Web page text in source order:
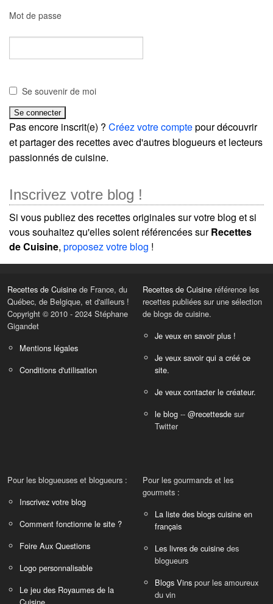
Mot de passe
Se souvenir de moi
Pas encore inscrit(e) ? Créez votre comptepour découvrir
et partager des recettes avec d'autres blogueurs et lecteurs
passionnés de cuisine.
Inscrivez votre blog !
Si vous publiez des recettes originales sur votre blog et si
vous souhaitez qu'elles soient référencées surRecettes
de Cuisine, proposez votre blog !
Recettes de Cuisine de France, du
Québec, de Belgique, et d'ailleurs !
Copyright © 2010 - 2024 Stéphane
Gigandet
Mentions légales
Conditions d'utilisation
Recettes de Cuisine référence les
recettes publiées sur une sélection
de blogs de cuisine.
Je veux en savoir plus !
Je veux savoir qui a créé ce
site.
Je veux contacter le créateur.
le blog -- @recettesde sur
Twitter
Pour les blogueuses et blogueurs :
Inscrivez votre blog
Comment fonctionne le site ?
Foire Aux Questions
Logo personnalisable
Le jeu des Royaumes de la
Cuisine
Pour les gourmands et les
gourmets :
La liste des blogs cuisine en
français
Les livres de cuisine des
blogueurs
Blogs Vins pour les amoureux
du vin